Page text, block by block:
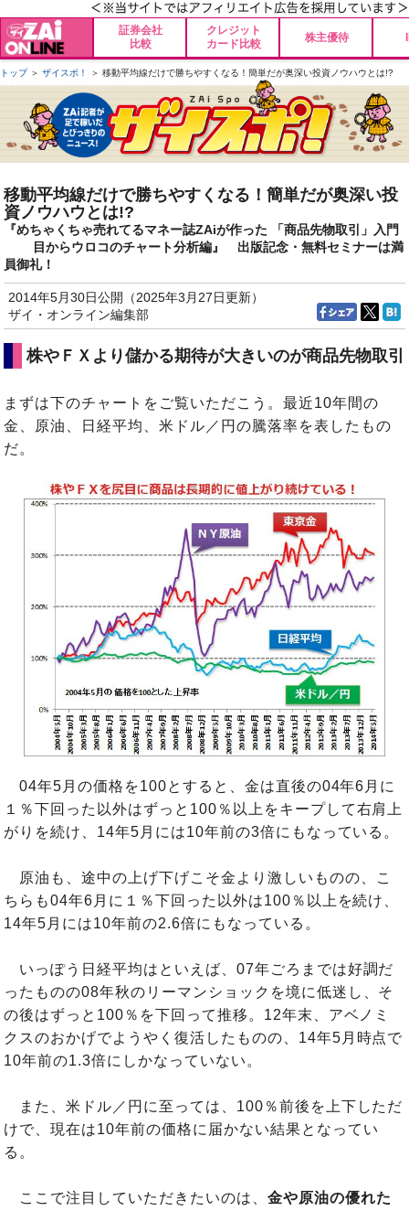
証券会社
比較
クレジット
カード比較
株主優待
トップ＞ ザイスポ！ ＞ 移動平均線だけで勝ちやすくなる！簡単だが奥深い投資ノウハウとは!?
移動平均線だけで勝ちやすくなる！簡単だが奥深い投
資ノウハウとは!?
『めちゃくちゃ売れてるマネー誌ZAiが作った 「商品先物取引」入門
目からウロコのチャート分析編』 出版記念・無料セミナーは満
員御礼！
2014年5月30日公開（2025年3月27日更新）
ザイ・オンライン編集部
株やＦＸより儲かる期待が大きいのが商品先物取引
まずは下のチャートをご覧いただこう。最近10年間の
金、原油、日経平均、米ドル／円の騰落率を表したもの
だ。
04年5月の価格を100とすると、金は直後の04年6月に
１％下回った以外はずっと100％以上をキープして右肩上
がりを続け、14年5月には10年前の3倍にもなっている。
原油も、途中の上げ下げこそ金より激しいものの、こ
ちらも04年6月に１％下回った以外は100％以上を続け、
14年5月には10年前の2.6倍にもなっている。
いっぽう日経平均はといえば、07年ごろまでは好調だ
ったものの08年秋のリーマンショックを境に低迷し、そ
の後はずっと100％を下回って推移。12年末、アベノミ
クスのおかげでようやく復活したものの、14年5月時点で
10年前の1.3倍にしかなっていない。
また、米ドル／円に至っては、100％前後を上下しただ
けで、現在は10年前の価格に届かない結果となってい
る。
ここで注目していただきたいのは、 金や原油の優れた